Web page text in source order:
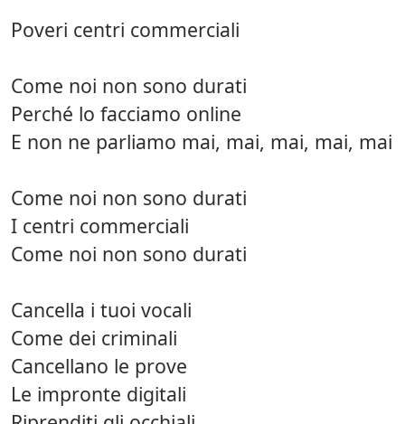
Poveri centri commerciali
Come noi non sono durati
Perché lo facciamo online
E non ne parliamo mai, mai, mai, mai, mai
Come noi non sono durati
I centri commerciali
Come noi non sono durati
Cancella i tuoi vocali
Come dei criminali
Cancellano le prove
Le impronte digitali